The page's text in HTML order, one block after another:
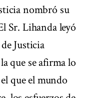
nombró su
Sr. Lihanda leyó
Justicia
que se afirma lo
que el mundo